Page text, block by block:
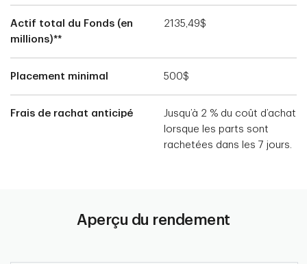
Actif total du Fonds (en
millions)**
2135,49$
Placement minimal 500$
Frais de rachat anticipé
Jusqu’à 2 % du coût d’achat
lorsque les parts sont
rachetées dans les 7 jours.
Aperçu du rendement